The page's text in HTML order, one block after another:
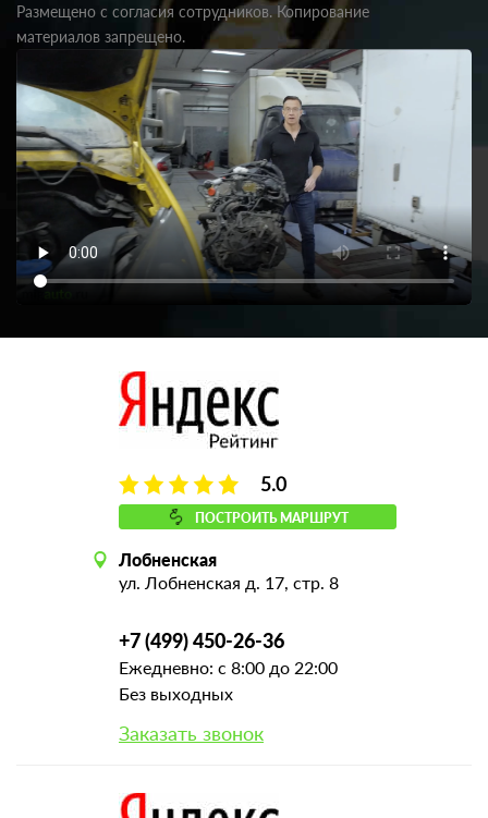
Размещено с согласия сотрудников. Копирование
материалов запрещено.
5.0
ПОСТРОИТЬ МАРШРУТ
Лобненская
ул. Лобненская д. 17, стр. 8
+7 (499) 450-26-36
Ежедневно: с 8:00 до 22:00
Без выходных
Заказать звонок